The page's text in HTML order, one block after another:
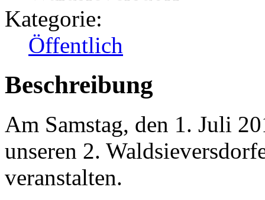
Kategorie:
Öffentlich
Beschreibung
Am Samstag, den 1. Juli
unseren 2.
veranstalten.